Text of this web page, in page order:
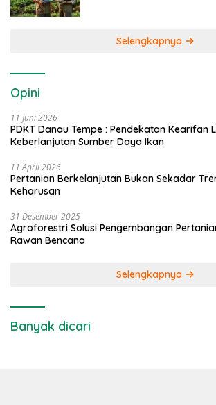
Selengkapnya
Opini
11 Juni 2026
PDKT Danau Tempe : Pendekatan Kearifan
Keberlanjutan Sumber Daya Ikan
11 April 2026
Pertanian Berkelanjutan Bukan Sekadar
Keharusan
31 Desember 2025
Agroforestri Solusi Pengembangan
Rawan Bencana
Selengkapnya
Banyak dicari